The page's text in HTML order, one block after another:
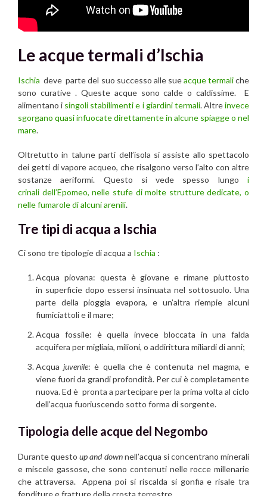
Le acque termali d’Ischia
Ischia deve parte del suo successo alle sueacque termaliche
sono curative . Queste acque sono calde o caldissime. E
alimentano i singoli stabilimenti e i giardini termali. Altreinvece
sgorgano quasi infuocate direttamente in alcune spiagge o nel
mare.
Oltretutto in talune parti dell’isola si assiste allo spettacolo
dei getti di vapore acqueo, che risalgono verso l’alto con altre
sostanze aeriformi. Questo si vede spesso lungo i
crinali dell’Epomeo, nelle stufe di molte strutture dedicate, o
nelle fumarole di alcuni arenili.
Tre tipi di acqua a Ischia
Ci sono tre tipologie di acqua a Ischia :
Acqua piovana: questa è giovane e rimane piuttosto
in superficie dopo essersi insinuata nel sottosuolo. Una
parte della pioggia evapora, e un’altra riempie alcuni
fiumiciattoli e il mare;
Acqua fossile: è quella invece bloccata in una falda
acquifera per migliaia, milioni, o addirittura miliardi di anni;
Acquajuvenile: è quella che è contenuta nel magma, e
viene fuori da grandi profondità̀. Per cui è completamente
nuova. Ed è pronta a partecipare per la prima volta al ciclo
dell’acqua fuoriuscendo sotto forma di sorgente.
Tipologia delle acque del Negombo
Durante questoup and downnell’acqua si concentrano minerali
e miscele gassose, che sono contenuti nelle rocce millenarie
che attraversa. Appena poi si riscalda si gonfia e risale tra
fenditure e fratture della crosta terrestre.